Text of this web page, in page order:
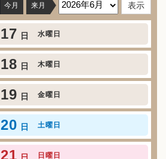
今月 来月
17 日 水曜日
18 日 木曜日
19 日 金曜日
20 日 土曜日
21 日 日曜日